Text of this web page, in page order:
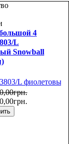
4
L
Snowball
L фиолетовый
,00грн.
,00грн.